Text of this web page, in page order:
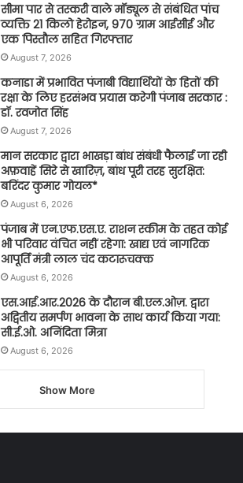
सीमा पार से तस्करी वाले मॉड्यूल से संबंधित पांच
व्यक्ति 21 किलो हेरोइन, 970 ग्राम आईसीई और
एक पिस्तौल सहित गिरफ्तार
August 7, 2026
कनाडा में प्रभावित पंजाबी विद्यार्थियों के हितों की
रक्षा के लिए हरसंभव प्रयास करेगी पंजाब सरकार :
डॉ. रवजोत सिंह
August 7, 2026
मान सरकार द्वारा भाखड़ा बांध संबंधी फैलाई जा रही
अफ़वाहें सिरे से खारिज़, बांध पूरी तरह सुरक्षित:
बरिंदर कुमार गोयल*
August 6, 2026
पंजाब में एन.एफ.एस.ए. राशन स्कीम के तहत कोई
भी परिवार वंचित नहीं रहेगा: खाद्य एवं नागरिक
आपूर्ति मंत्री लाल चंद कटारूचक्क
August 6, 2026
एस.आई.आर.2026 के दौरान बी.एल.ओज़. द्वारा
अद्वितीय समर्पण भावना के साथ कार्य किया गया:
सी.ई.ओ. अनिंदिता मित्रा
August 6, 2026
Show More